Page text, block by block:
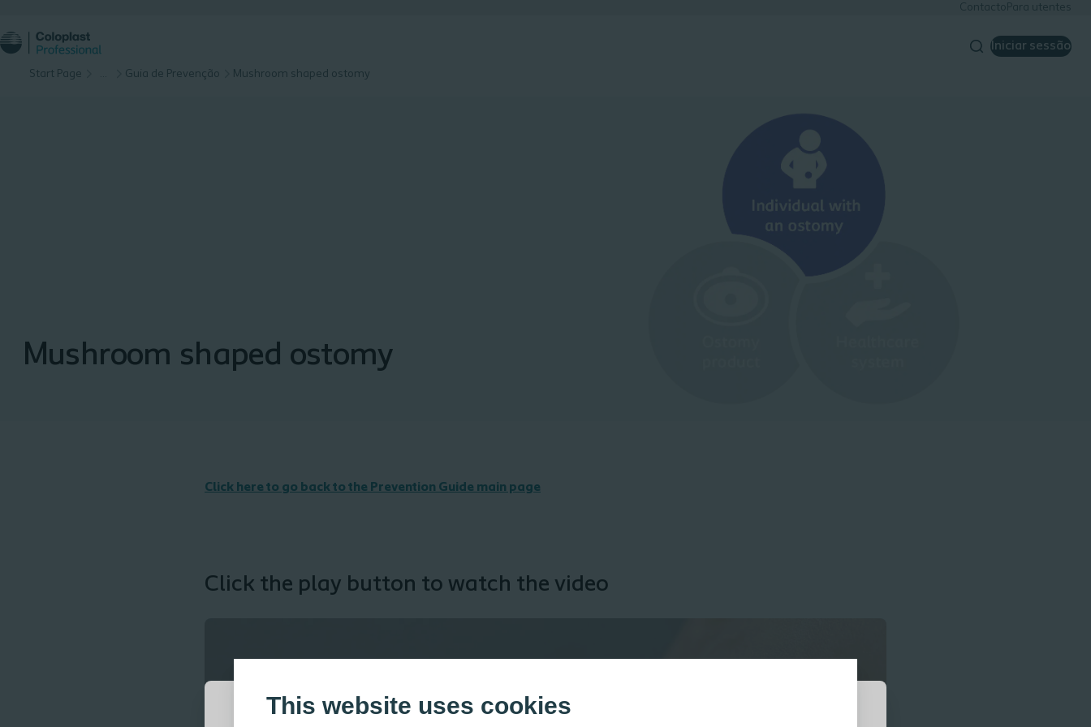
This website uses cookies
ContactoPara utentes
Iniciar sessão
Start Page Guia de Prevenção Mushroom shaped ostomy
Mushroom shaped ostomy
Click here to go back to the Prevention Guide main page
Click the play button to watch the video